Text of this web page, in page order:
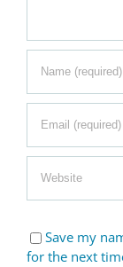
Save my
for the next